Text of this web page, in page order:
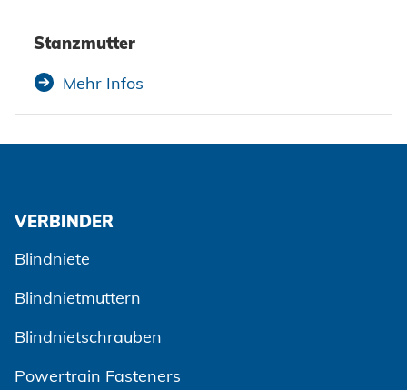
Stanzmutter
Mehr Infos
VERBINDER
Blindniete
Blindnietmuttern
Blindnietschrauben
Powertrain Fasteners